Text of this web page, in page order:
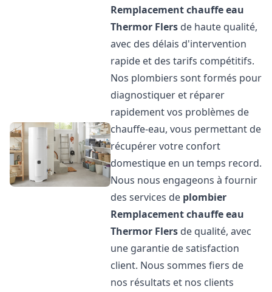
Remplacement chauffe eau
Thermor Flers de haute qualité,
avec des délais d'intervention
rapide et des tarifs compétitifs.
Nos plombiers sont formés pour
diagnostiquer et réparer
rapidement vos problèmes de
chauffe-eau, vous permettant de
récupérer votre confort
domestique en un temps record.
Nous nous engageons à fournir
des services de plombier
Remplacement chauffe eau
Thermor Flers de qualité, avec
une garantie de satisfaction
client. Nous sommes fiers de
nos résultats et nos clients